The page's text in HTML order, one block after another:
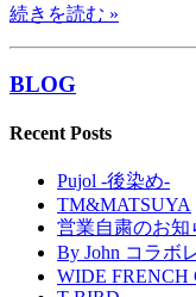
続きを読む »
BLOG
Recent Posts
Pujol -後染め-
TM&MATSUYA
営業自粛のお知
By John コラボ
WIDE FRENCH